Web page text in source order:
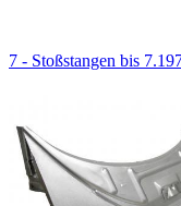
7 - Stoßstangen bis